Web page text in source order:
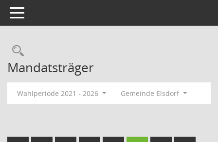
Toggle navigation
Rechercheauswahl
Mandatsträger
Wahlperiode 2021 - 2026 Gemeinde Elsdorf